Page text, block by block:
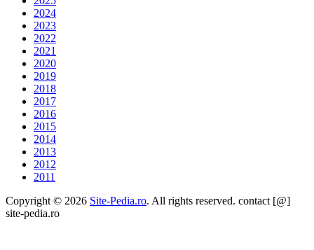
2024
2023
2022
2021
2020
2019
2018
2017
2016
2015
2014
2013
2012
2011
Copyright © 2026 Site-Pedia.ro. All rights reserved. contact [@]
site-pedia.ro